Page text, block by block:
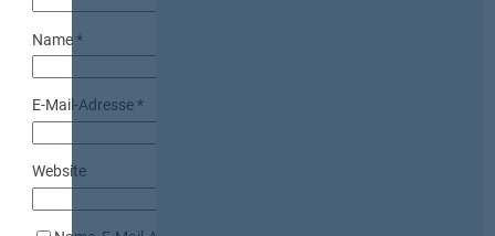
Name*
E-Mail-Adresse*
Website